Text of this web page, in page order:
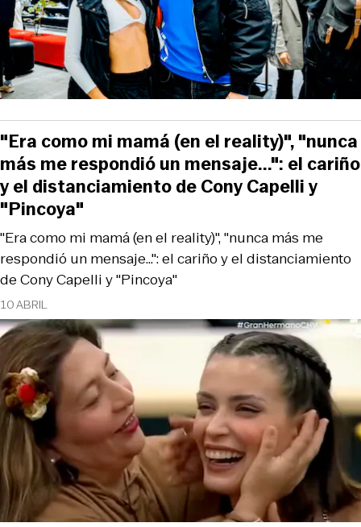
10 ABRIL
"Era como mi mamá (en el reality)", "nunca más me
respondió un mensaje...": el cariño y el distanciamiento
de Cony Capelli y "Pincoya"
"Era como mi mamá (en el reality)", "nunca
más me respondió un mensaje...": el cariño
y el distanciamiento de Cony Capelli y
"Pincoya"